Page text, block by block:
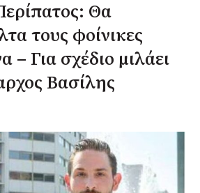
Θα
τους φοίνικες
– Για σχέδιο μιλάει
Βασίλης